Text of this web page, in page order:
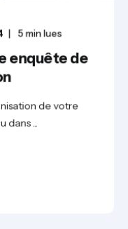
5min lues
enquête de
de votre
dans ...